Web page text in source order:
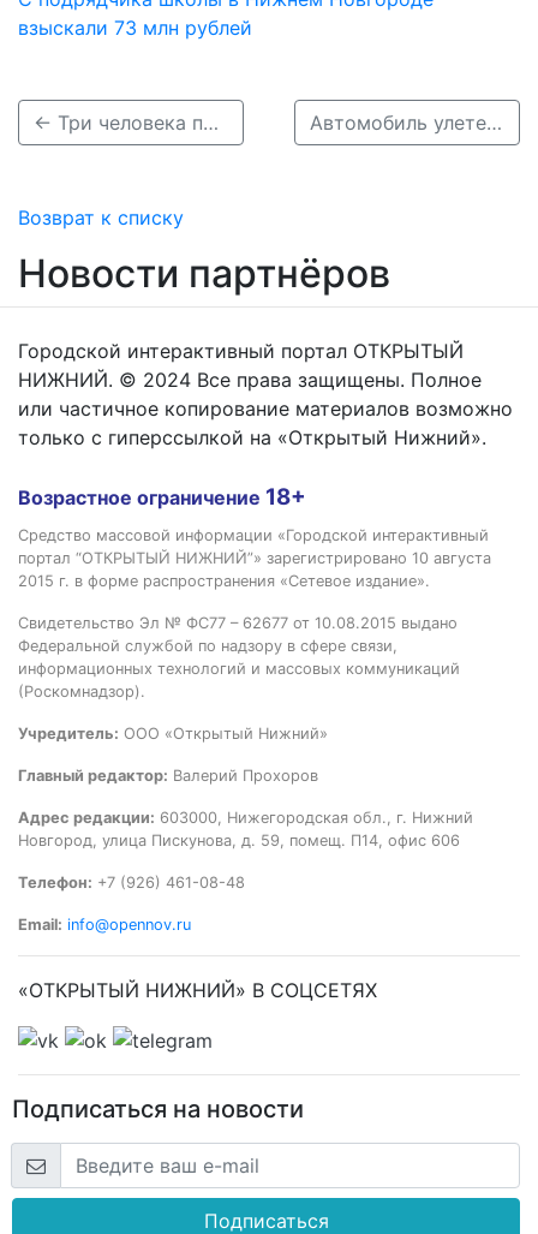
взыскали 73 млн рублей
← Три человека пострадали в ДТП с фурой в Нижегородской области Автомобиль улетел в смертельный кювет в Дальнеконстатиновском районе →
Возврат к списку
Новости партнёров
Городской интерактивный портал ОТКРЫТЫЙ
НИЖНИЙ. © 2024 Все права защищены. Полное
или частичное копирование материалов возможно
только с гиперссылкой на «Открытый Нижний».
Возрастное ограничение 18+
Средство массовой информации «Городской интерактивный
портал “ОТКРЫТЫЙ НИЖНИЙ”» зарегистрировано 10 августа
2015 г. в форме распространения «Сетевое издание».
Свидетельство Эл № ФС77 – 62677 от 10.08.2015 выдано
Федеральной службой по надзору в сфере связи,
информационных технологий и массовых коммуникаций
(Роскомнадзор).
Учредитель: ООО «Открытый Нижний»
Главный редактор: Валерий Прохоров
Адрес редакции: 603000, Нижегородская обл., г. Нижний
Новгород, улица Пискунова, д. 59, помещ. П14, офис 606
Телефон: +7 (926) 461-08-48
Email: info@opennov.ru
«ОТКРЫТЫЙ НИЖНИЙ» В СОЦСЕТЯХ
Подписаться на новости
Подписаться